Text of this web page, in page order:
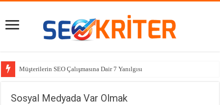
Müşterilerin SEO Çalışmasına Dair 7 Yanılgısı
Sosyal Medyada Var Olmak